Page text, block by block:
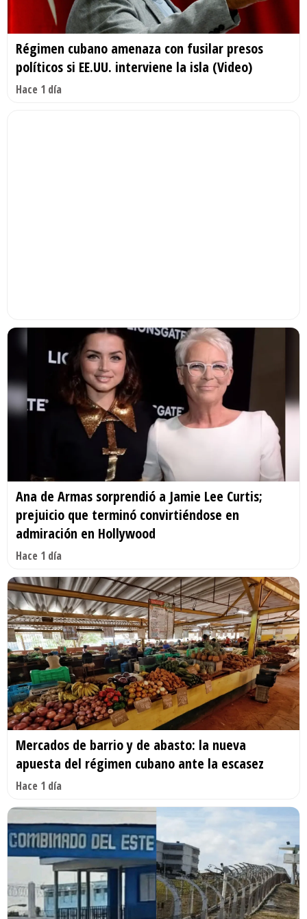
Régimen cubano amenaza con fusilar presos
políticos si EE.UU. interviene la isla (Video)
Hace 1 día
Ana de Armas sorprendió a Jamie Lee Curtis;
prejuicio que terminó convirtiéndose en
admiración en Hollywood
Hace 1 día
Mercados de barrio y de abasto: la nueva
apuesta del régimen cubano ante la escasez
Hace 1 día